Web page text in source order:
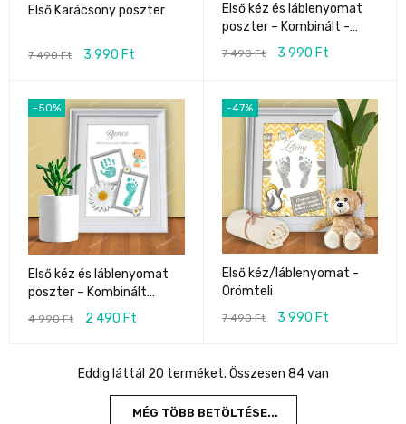
Első Karácsony poszter
7 490Ft 3 990 Ft
Első kéz és láblenyomat
poszter – Kombinált -
7 490Ft 3 990 Ft
-50%
Első kéz és láblenyomat
poszter – Kombinált
4 990Ft 2 490 Ft
-47%
Első kéz/láblenyomat -
Örömteli
7 490Ft 3 990 Ft
Eddig láttál 20 terméket. Összesen 84 van
MÉG TÖBB BETÖLTÉSE...